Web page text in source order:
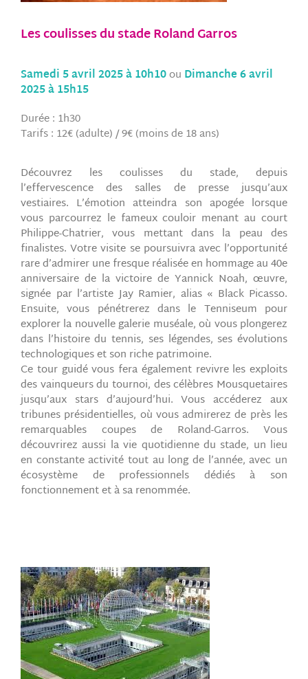
Les coulisses du stade Roland Garros
Samedi 5 avril 2025 à 10h10ou Dimanche 6 avril
2025 à 15h15
Durée : 1h30
Tarifs : 12€ (adulte) / 9€ (moins de 18 ans)
Découvrez les coulisses du stade, depuis
l’effervescence des salles de presse jusqu’aux
vestiaires. L’émotion atteindra son apogée lorsque
vous parcourrez le fameux couloir menant au court
Philippe-Chatrier, vous mettant dans la peau des
finalistes. Votre visite se poursuivra avec l’opportunité
rare d’admirer une fresque réalisée en hommage au 40e
anniversaire de la victoire de Yannick Noah, œuvre,
signée par l’artiste Jay Ramier, alias « Black Picasso.
Ensuite, vous pénétrerez dans le Tenniseum pour
explorer la nouvelle galerie muséale, où vous plongerez
dans l’histoire du tennis, ses légendes, ses évolutions
technologiques et son riche patrimoine.
Ce tour guidé vous fera également revivre les exploits
des vainqueurs du tournoi, des célèbres Mousquetaires
jusqu’aux stars d’aujourd’hui. Vous accéderez aux
tribunes présidentielles, où vous admirerez de près les
remarquables coupes de Roland-Garros. Vous
découvrirez aussi la vie quotidienne du stade, un lieu
en constante activité tout au long de l’année, avec un
écosystème de professionnels dédiés à son
fonctionnement et à sa renommée.